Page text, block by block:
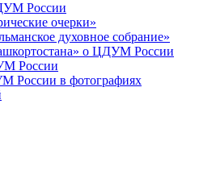
России
очерки»
духовное собрание»
о ЦДУМ России
России
России в фотографиях